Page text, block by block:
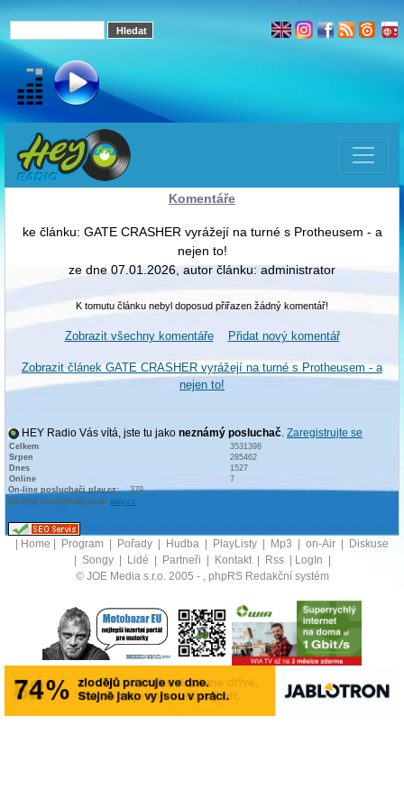
Komentáře
ke článku: GATE CRASHER vyrážejí na turné s Protheusem - a
nejen to!
ze dne 07.01.2026, autor článku: administrator
K tomutu článku nebyl doposud přiřazen žádný komentář!
Zobrazit všechny komentáře Přidat nový komentář
Zobrazit článek GATE CRASHER vyrážejí na turné s Protheusem - a
nejen to!
HEY Radio Vás vítá, jste tu jako neznámý posluchač. Zaregistrujte se
Celkem
3531398
Srpen
285462
Dnes
1527
Online
7
On-line posluchači play.cz:
379
On-line posluchači graf: play.cz
Home Program Pořady Hudba PlayListy Mp3 on-Air
Diskuse
Songy Lidé Partneři Kontakt Rss LogIn
© JOE Media s.r.o. 2005 - , phpRS Redakční systém